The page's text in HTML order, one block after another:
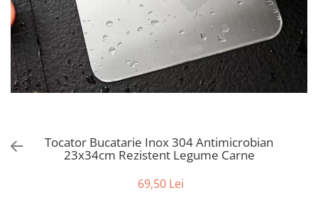
Stickere Copii
Stickere Florale
Stickere Diverse
Stickere Pentru Usi
Unelte - Accesorii DIY
Tocator Bucatarie Inox 304 Antimicrobian
23x34cm Rezistent Legume Carne
69,50 Lei